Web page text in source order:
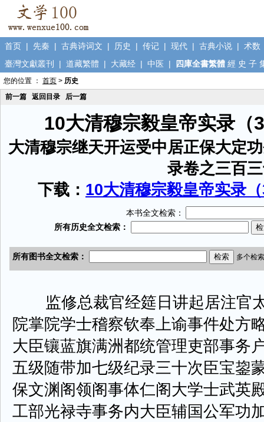
首页 | 先秦 | 古典诗词文 | 历史 | 传记 | 现代 | 古典小说 | 术数
臺灣文獻叢刊
| 道藏繁體 | 大藏经 | 中医 | 四庫全書繁體 經 史 子
您的位置 ： 首页 > 历史
前一篇
返回目录 后一篇
10大清穆宗毅皇帝实录（
大清穆宗继天开运受中居正保大定
录卷之三百
下载： 10大清穆宗毅皇帝实录
本书全文检索：
监修总裁官经筵日讲起居注官
院掌院学士稽察钦奉上谕事件处方
大臣镶蓝旗满洲都统管理吏部事务
五级随带加七级纪录三十次臣宝鋆
保文渊阁领阁事体仁阁大学士武英
工部光禄寺事务内大臣辅国公军功